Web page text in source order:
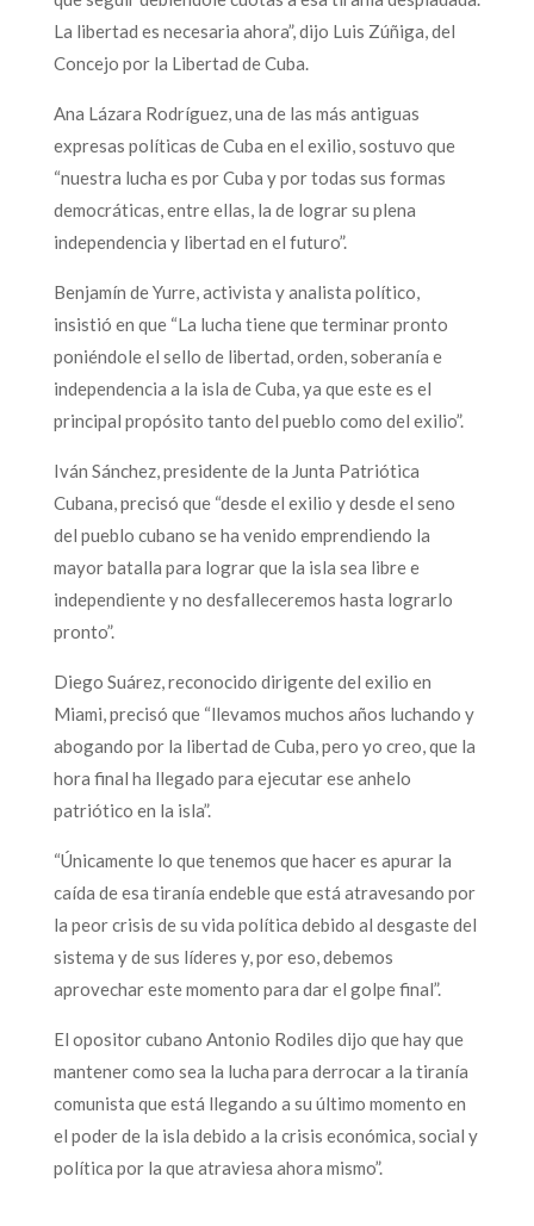
La libertad es necesaria ahora”, dijo Luis Zúñiga, del
Concejo por la Libertad de Cuba.
Ana Lázara Rodríguez, una de las más antiguas
expresas políticas de Cuba en el exilio, sostuvo que
“nuestra lucha es por Cuba y por todas sus formas
democráticas, entre ellas, la de lograr su plena
independencia y libertad en el futuro”.
Benjamín de Yurre, activista y analista político,
insistió en que “La lucha tiene que terminar pronto
poniéndole el sello de libertad, orden, soberanía e
independencia a la isla de Cuba, ya que este es el
principal propósito tanto del pueblo como del exilio”.
Iván Sánchez, presidente de la Junta Patriótica
Cubana, precisó que “desde el exilio y desde el seno
del pueblo cubano se ha venido emprendiendo la
mayor batalla para lograr que la isla sea libre e
independiente y no desfalleceremos hasta lograrlo
pronto”.
Diego Suárez, reconocido dirigente del exilio en
Miami, precisó que “llevamos muchos años luchando y
abogando por la libertad de Cuba, pero yo creo, que la
hora final ha llegado para ejecutar ese anhelo
patriótico en la isla”.
“Únicamente lo que tenemos que hacer es apurar la
caída de esa tiranía endeble que está atravesando por
la peor crisis de su vida política debido al desgaste del
sistema y de sus líderes y, por eso, debemos
aprovechar este momento para dar el golpe final”.
El opositor cubano Antonio Rodiles dijo que hay que
mantener como sea la lucha para derrocar a la tiranía
comunista que está llegando a su último momento en
el poder de la isla debido a la crisis económica, social y
política por la que atraviesa ahora mismo”.